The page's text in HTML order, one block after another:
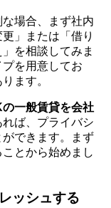
場合、まず社内
」または「借り
を相談してみま
を用意してお
ます。
一般賃貸を会社
れば、プライバシ
できます。まず
とから始めまし
ッシュする